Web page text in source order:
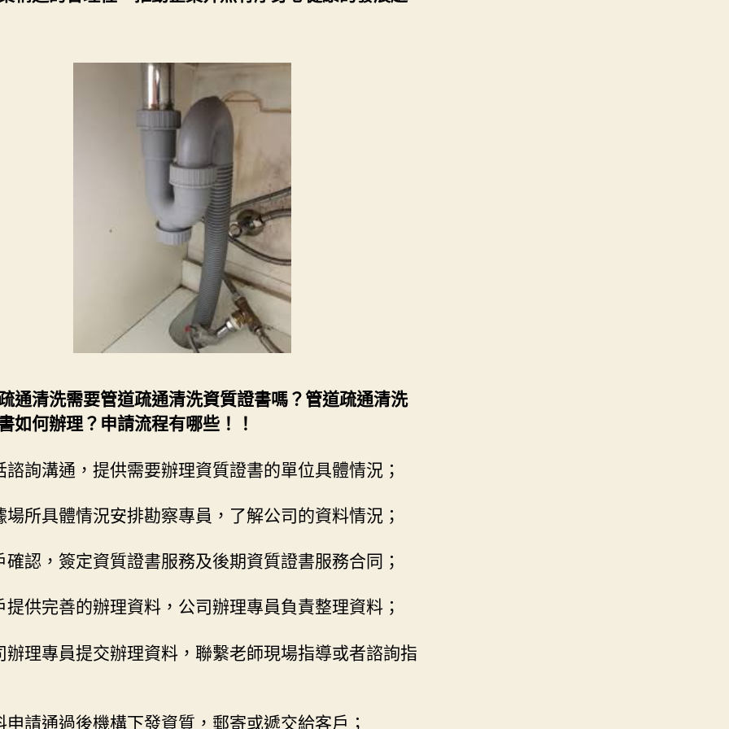
通清洗需要管道疏通清洗資質證書嗎？管道疏通清洗
如何辦理？申請流程有哪些！！
諮詢溝通，提供需要辦理資質證書的單位具體情況；
場所具體情況安排勘察專員，了解公司的資料情況；
確認，簽定資質證書服務及後期資質證書服務合同；
提供完善的辦理資料，公司辦理專員負責整理資料；
辦理專員提交辦理資料，聯繫老師現場指導或者諮詢指
申請通過後機構下發資質，郵寄或遞交給客戶；